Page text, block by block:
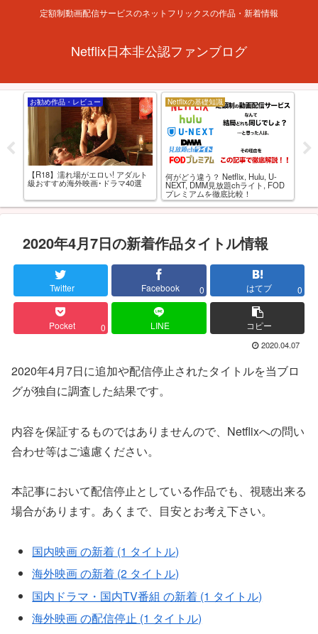
定額制動画配信サービスのネットフリックスの作品・新着情報
Netflix日本非公認ファンブログ
お勧め作品・レビュー
【R18】濡れ場がエロい! アダルト
級おすすめ海外映画･ドラマ40選
Netflixの基礎知識
何がどう違う？ Netflix, Hulu, U-
NEXT, DMM見放題chライト, FOD
プレミアムを徹底比較！
2020年4月7日の新着作品タイトル情報
Twitter Facebook 0 はてブ 0
Pocket 0 LINE コピー
2020.04.07
2020年4月7日に追加や配信停止されたタイトルを当ブロ
グが独自に調査した結果です。
内容を保証するものではありませんので、Netflixへの問い
合わせ等はご遠慮ください。
本記事において配信停止としている作品でも、視聴出来る
場合があります。あくまで、目安とお考え下さい。
国内映画 の新着 (1 タイトル)
海外映画 の新着 (2 タイトル)
国内ドラマ・国内TV番組 の新着 (1 タイトル)
海外映画 の配信停止 (1 タイトル)